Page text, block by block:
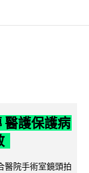
醫護保護病
醫院手術室鏡頭拍